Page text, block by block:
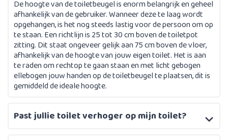
De hoogte van de toiletbeugel is enorm belangrijk en geheel
afhankelijk van de gebruiker. Wanneer deze te laag wordt
opgehangen, is het nog steeds lastig voor de persoon om op
te staan. Een richtlijn is 25 tot 30 cm boven de toiletpot
zitting. Dit staat ongeveer gelijk aan 75 cm boven de vloer,
afhankelijk van de hoogte van jouw eigen toilet. Het is aan
te raden om rechtop te gaan staan en met licht gebogen
ellebogen jouw handen op de toiletbeugel te plaatsen, dit is
gemiddeld de ideale hoogte.
Past jullie toilet verhoger op mijn toilet?